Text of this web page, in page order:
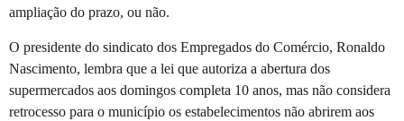
ampliação do prazo, ou não.
O presidente do sindicato dos Empregados do Comércio, Ronaldo
Nascimento, lembra que a lei que autoriza a abertura dos
supermercados aos domingos completa 10 anos, mas não considera
retrocesso para o município os estabelecimentos não abrirem aos